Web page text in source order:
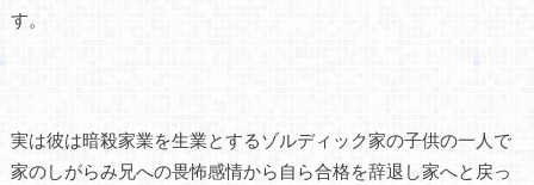
す。
実は彼は暗殺家業を生業とするゾルディック家の子供の一人で
家のしがらみ兄への畏怖感情から自ら合格を辞退し家へと戻っ